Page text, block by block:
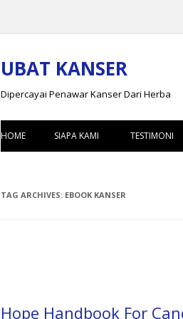
UBAT KANSER
Dipercayai Penawar Kanser Dari Herba
HOME SIAPA KAMI TESTIMONI
TAG ARCHIVES: EBOOK KANSER
Hope Handbook For